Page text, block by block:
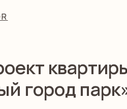
квартиры
парк»